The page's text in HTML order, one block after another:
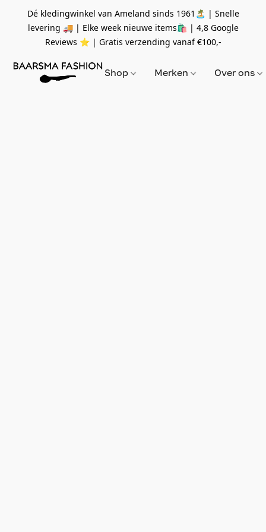
Dé kledingwinkel van Ameland sinds 1961🏝 | Snelle
levering 🚚 | Elke week nieuwe items🛍 | 4,8 Google
Reviews ⭐️ | Gratis verzending vanaf€100,-
Shop Merken Over ons